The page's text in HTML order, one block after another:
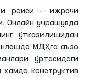
раиси - ижрочи
Онлайн учрашувда
ўтказилишидан
МДҲга аъзо
ўртасидаги
конструктив